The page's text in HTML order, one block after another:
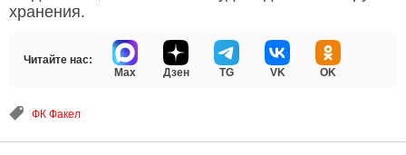
хранения.
Читайте нас:
Max
Дзен TG VK OK
ФК Факел